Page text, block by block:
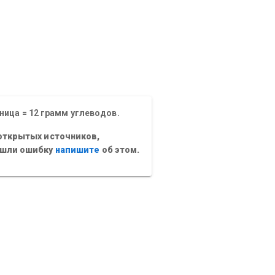
= 12 грамм углеводов.
источников,
ошибку напишите об этом.